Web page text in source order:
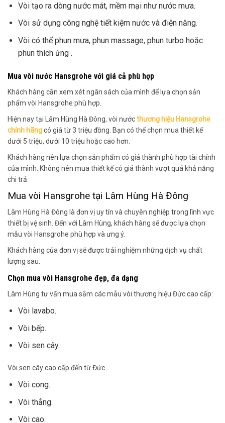
Vòi tạo ra dòng nước mát, mềm mại như nước mưa.
Vòi sử dụng công nghệ tiết kiệm nước và điện năng.
Vòi có thể phun mưa, phun massage, phun turbo hoặc
phun thích ứng .
Mua vòi nước Hansgrohe với giá cả phù hợp
Khách hàng cần xem xét ngân sách của mình để lựa chọn sản
phẩm vòi Hansgrohe phù hợp.
Hiện nay tại Lâm Hùng Hà Đông, vòi nướcthương hiệu Hansgrohe
chính hãngcó giá từ 3 triệu đồng. Bạn có thể chọn mua thiết kế
dưới 5 triệu, dưới 10 triệu hoặc cao hơn.
Khách hàng nên lựa chọn sản phẩm có giá thành phù hợp tài chính
của mình. Không nên mua thiết kế có giá thành vượt quá khả năng
chi trả.
Mua vòi Hansgrohe tại Lâm Hùng Hà Đông
Lâm Hùng Hà Đông là đơn vị uy tín và chuyên nghiệp trong lĩnh vực
thiết bị vệ sinh. Đến với Lâm Hùng, khách hàng sẽ được lựa chọn
mẫu vòi Hansgrohe phù hợp và ưng ý.
Khách hàng của đơn vị sẽ được trải nghiệm những dịch vụ chất
lượng sau:
Chọn mua vòi Hansgrohe đẹp, đa dạng
Lâm Hùng tư vấn mua sắm các mẫu vòi thương hiệu Đức cao cấp:
Vòi lavabo.
Vòi bếp.
Vòi sen cây.
Vòi sen cây cao cấp đến từ Đức
Vòi cong.
Vòi thẳng.
Vòi cao.